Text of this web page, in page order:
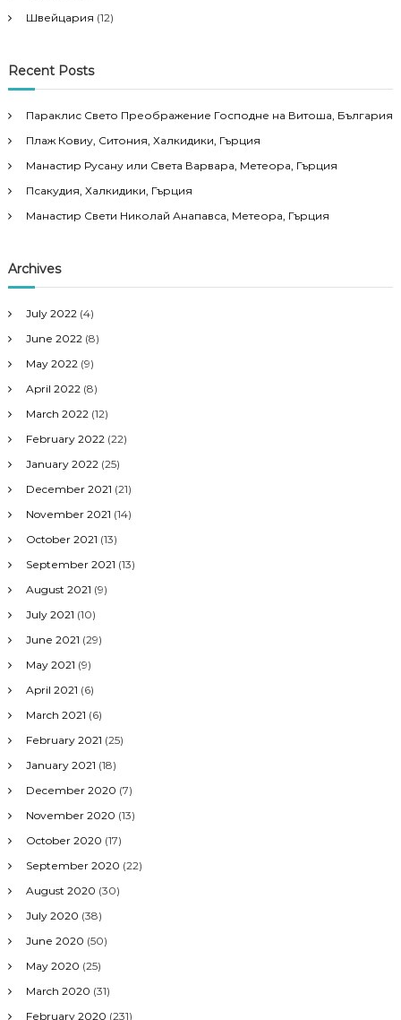
Швейцария (12)
Recent Posts
Параклис Свето Преображение Господне на Витоша, България
Плаж Ковиу, Ситония, Халкидики, Гърция
Манастир Русану или Света Варвара, Метеора, Гърция
Псакудия, Халкидики, Гърция
Манастир Свети Николай Анапавса, Метеора, Гърция
Archives
July 2022 (4)
June 2022 (8)
May 2022 (9)
April 2022 (8)
March 2022 (12)
February 2022 (22)
January 2022 (25)
December 2021 (21)
November 2021 (14)
October 2021 (13)
September 2021 (13)
August 2021 (9)
July 2021 (10)
June 2021 (29)
May 2021 (9)
April 2021 (6)
March 2021 (6)
February 2021 (25)
January 2021 (18)
December 2020 (7)
November 2020 (13)
October 2020 (17)
September 2020 (22)
August 2020 (30)
July 2020 (38)
June 2020 (50)
May 2020 (25)
March 2020 (31)
February 2020 (231)